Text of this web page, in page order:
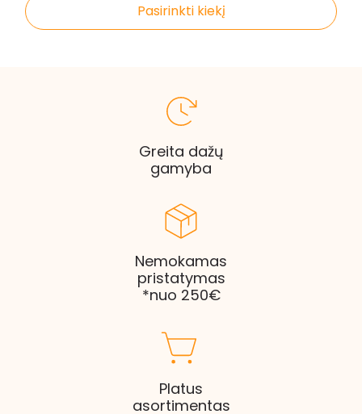
Pasirinkti kiekį
Greita dažų
gamyba
Nemokamas
pristatymas
*nuo 250€
Platus
asortimentas